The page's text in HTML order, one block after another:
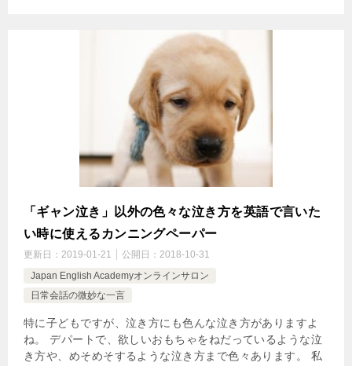
「ギャン泣き」以外の色々な泣き方を英語で言いた
い時に使えるカンニングペーパー
更新日： 2019-01-21 公開日： 2018-10-31
Japan English Academyオンラインサロン
日常会話の微妙な一言
特に子どもですが、泣き方にも色んな泣き方がありますよ
ね。 デパートで、欲しいおもちゃをねだっているような泣
き方や、めそめそするような泣き方まで色々あります。 私